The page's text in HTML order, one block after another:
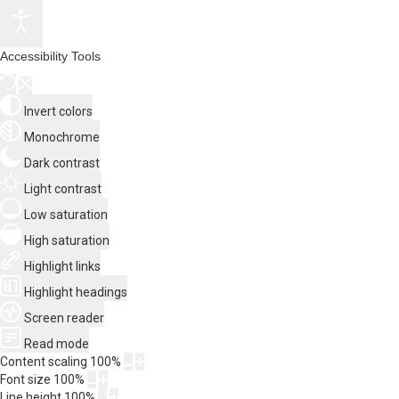
Accessibility Tools
Invert colors
Monochrome
Dark contrast
Light contrast
Low saturation
High saturation
Highlight links
Highlight headings
Screen reader
Read mode
Content scaling 100%
Font size 100%